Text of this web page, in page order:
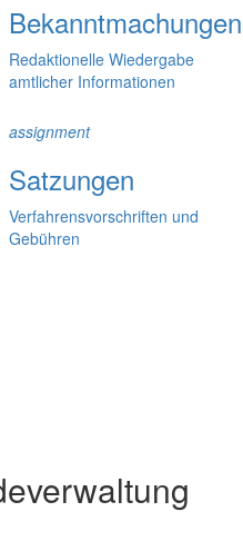
Bekanntmachungen
Redaktionelle Wiedergabe
amtlicher Informationen
assignment
Satzungen
Verfahrensvorschriften und
Gebühren